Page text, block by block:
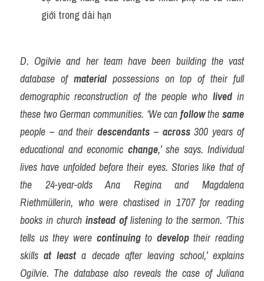
giới trong dài hạn
D. Ogilvie and her team have been building the vast
database of material possessions on top of their full
demographic reconstruction of the people who lived in
these two German communities. ‘We can follow the same
people – and their descendants – across 300 years of
educational and economic change,’ she says. Individual
lives have unfolded before their eyes. Stories like that of
the 24-year-olds Ana Regina and Magdalena
Riethmüllerin, who were chastised in 1707 for reading
books in church instead of listening to the sermon. ‘This
tells us they were continuing to develop their reading
skills at least a decade after leaving school,’ explains
Ogilvie. The database also reveals the case of Juliana